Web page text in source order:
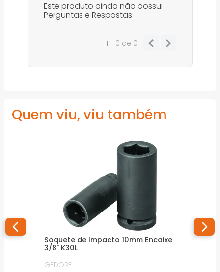
Este produto ainda não possui
Perguntas e Respostas.
1 - 0 de 0
Quem viu, viu também
Soquete de Impacto 10mm Encaixe
3/8" K30L
GEDORE